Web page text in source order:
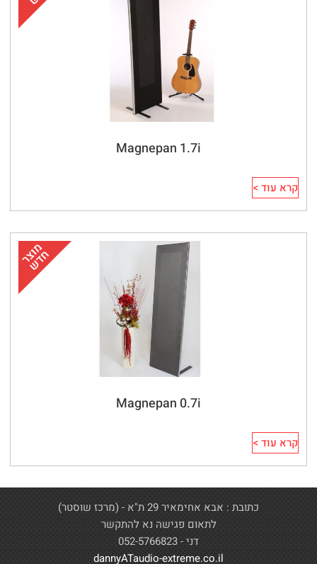
Magnepan 1.7i
קרא עוד >
Magnepan 0.7i
קרא עוד >
כתובת : אבא אחימאיר 29 ת"א - (מרכז שוסטר)
לתאום פגישה נא להתקשר
דני - 052-5766823
dannyATaudio-extreme.co.il